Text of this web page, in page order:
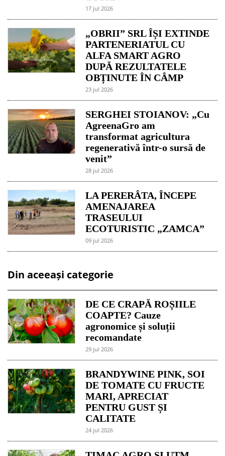
17 jul 2026
„OBRII” SRL ÎȘI EXTINDE
PARTENERIATUL CU
ALFA SMART AGRO
DUPĂ REZULTATELE
OBȚINUTE ÎN CÂMP
23 jul 2026
SERGHEI STOIANOV: „Cu
AgreenaGro am
transformat agricultura
regenerativă într-o sursă de
venit”
28 jul 2026
LA PERERÂTA, ÎNCEPE
AMENAJAREA
TRASEULUI
ECOTURISTIC „ZAMCA”
09 jul 2026
Din aceeași categorie
DE CE CRAPĂ ROȘIILE
COAPTE? Cauze
agronomice și soluții
recomandate
29 jul 2026
BRANDYWINE PINK, SOI
DE TOMATE CU FRUCTE
MARI, APRECIAT
PENTRU GUST ȘI
CALITATE
24 jul 2026